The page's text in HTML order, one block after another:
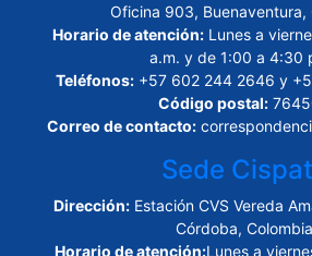
Oficina 903, Buenaventura,
Horario de atención:Lunes a
a.m. y de 1:00 a 4:30
Teléfonos: +57 602 244 2646 y
Código postal:
Correo de contacto:
Sede
Dirección: Estación CVS Vereda
Córdoba, Colombia
Horario de atención:Lunes a